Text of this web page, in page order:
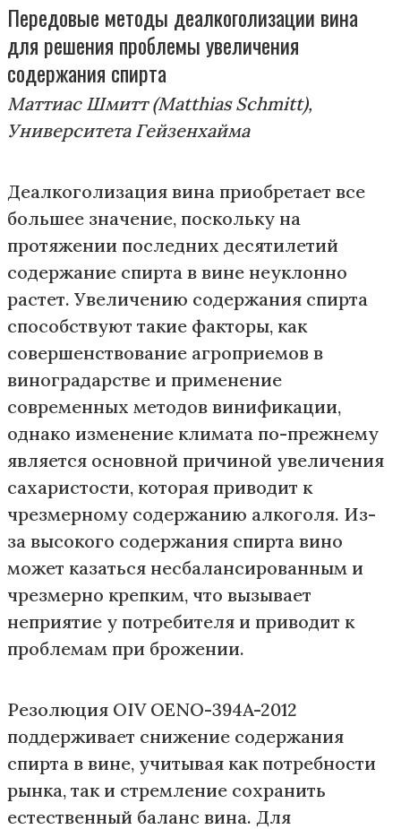
Передовые методы деалкоголизации вина
для решения проблемы увеличения
содержания спирта
Маттиас Шмитт (Matthias Schmitt),
Университета Гейзенхайма
Деалкоголизация вина приобретает все
большее значение, поскольку на
протяжении последних десятилетий
содержание спирта в вине неуклонно
растет. Увеличению содержания спирта
способствуют такие факторы, как
совершенствование агроприемов в
виноградарстве и применение
современных методов винификации,
однако изменение климата по-прежнему
является основной причиной увеличения
сахаристости, которая приводит к
чрезмерному содержанию алкоголя. Из-
за высокого содержания спирта вино
может казаться несбалансированным и
чрезмерно крепким, что вызывает
неприятие у потребителя и приводит к
проблемам при брожении.
Резолюция OIV OENO-394A-2012
поддерживает снижение содержания
спирта в вине, учитывая как потребности
рынка, так и стремление сохранить
естественный баланс вина. Для